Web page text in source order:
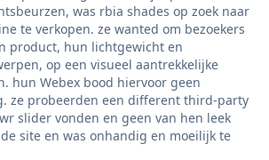
was rbia shades op zoek naar
te verkopen. ze wanted om bezoekers
product, hun lichtgewicht en
op een visueel aantrekkelijke
hun Webex bood hiervoor geen
ze probeerden een different third-party
slider vonden en geen van hen leek
site en was onhandig en moeilijk te